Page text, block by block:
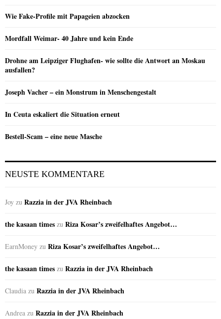
Wie Fake-Profile mit Papageien abzocken
Mordfall Weimar- 40 Jahre und kein Ende
Drohne am Leipziger Flughafen- wie sollte die Antwort an Moskau
ausfallen?
Joseph Vacher – ein Monstrum in Menschengestalt
In Ceuta eskaliert die Situation erneut
Bestell-Scam – eine neue Masche
NEUSTE KOMMENTARE
Joy zu Razzia in der JVA Rheinbach
the kasaan times zu Riza Kosar’s zweifelhaftes Angebot…
EarnMoney zu Riza Kosar’s zweifelhaftes Angebot…
the kasaan times zu Razzia in der JVA Rheinbach
Claudia zu Razzia in der JVA Rheinbach
Andrea zu Razzia in der JVA Rheinbach